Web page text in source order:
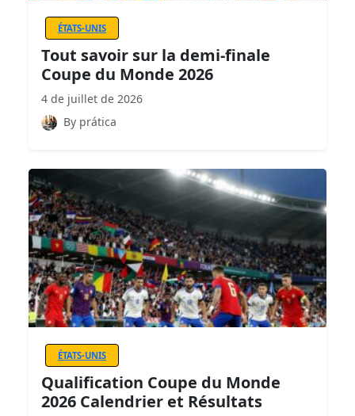
ÉTATS-UNIS
Tout savoir sur la demi-finale
Coupe du Monde 2026
4 de juillet de 2026
By prática
ÉTATS-UNIS
Qualification Coupe du Monde
2026 Calendrier et Résultats